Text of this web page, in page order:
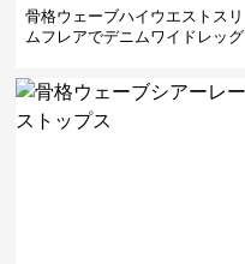
骨格ウェーブハイウエストスリ
ムフレアでデニムワイドレッグ